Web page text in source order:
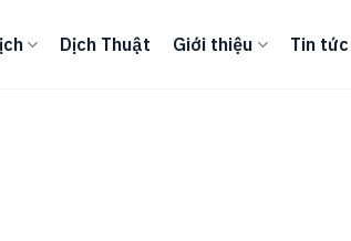
Dịch Thuật Giới thiệu Tin tức